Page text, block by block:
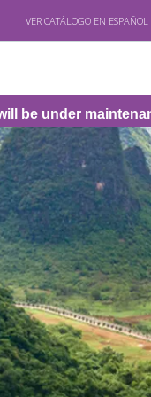
VER CATÁLOGO EN ESPAÑOL
on Sunday, August